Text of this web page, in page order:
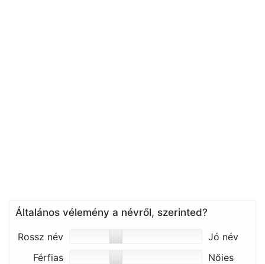
Általános vélemény a névről, szerinted?
Rossz név
Jó név
Férfias
Nőies